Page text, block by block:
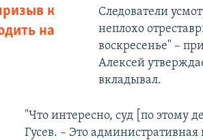
к
на
Следователи
неплохо
воскресенье" –
Алексей
вкладывал.
"Что интересно, суд [по этому
Гусев. – Это